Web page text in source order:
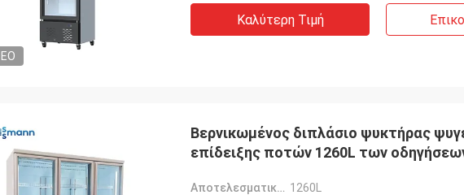
Καλύτερη Τιμή
Βερνικωμένος διπλάσιο ψυκτήρας
επίδειξης ποτών 1260L των
Αποτελεσματικός όγκος: 1260L